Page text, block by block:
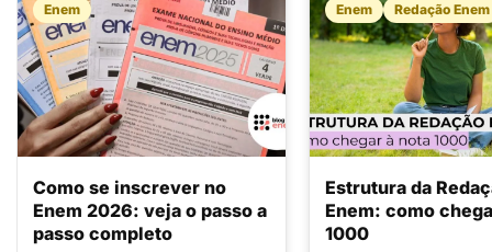
Enem
Como se inscrever no
Enem 2026: veja o passo a
passo completo
Enem Redação Enem
Estrutura da
Enem: como
1000